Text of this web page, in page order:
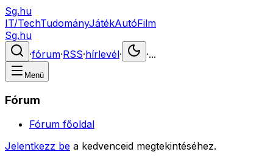
Sg.hu
IT/TechTudományJátékAutóFilm
Sg.hu
·fórum·RSS·hírlevél· ·...
Menü
Fórum
Fórum főoldal
Jelentkezz be a kedvenceid megtekintéséhez.